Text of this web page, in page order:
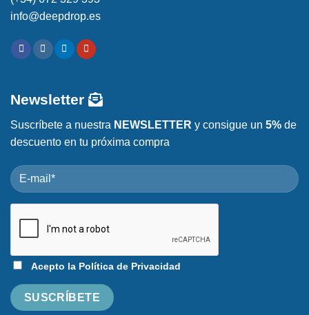
info@deepdrop.es
Newsletter
Suscríbete a nuestra NEWSLETTER y consigue un 5% de
descuento en tu próxima compra
Acepto la Política de Privacidad